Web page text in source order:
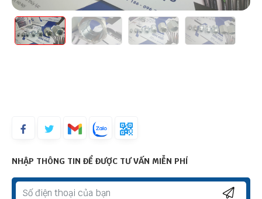
NHẬP THÔNG TIN ĐỂ ĐƯỢC TƯ VẤN MIỄN PHÍ